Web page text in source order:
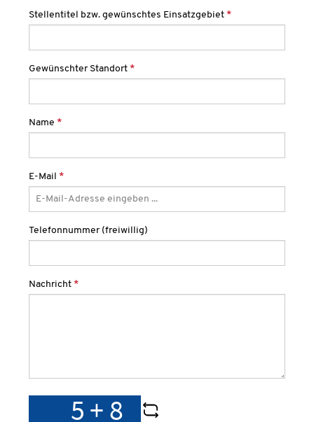
Stellentitel bzw. gewünschtes Einsatzgebiet *
Gewünschter Standort *
Name *
E-Mail *
Telefonnummer (freiwillig)
Nachricht *